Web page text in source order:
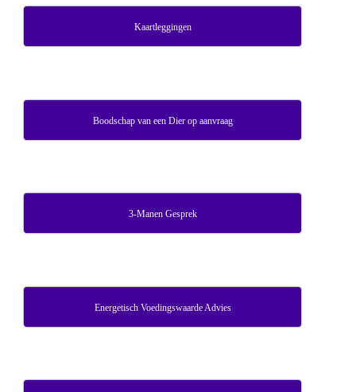
Kaartleggingen
Boodschap van een Dier op aanvraag
3-Manen Gesprek
Energetisch Voedingswaarde Advies